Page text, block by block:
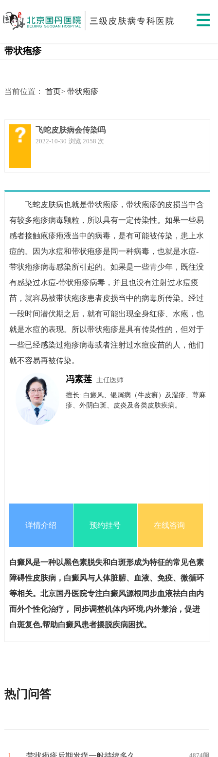
带状疱疹
当前位置： 首页> 带状疱疹
飞蛇皮肤病会传染吗
2022-10-30 浏览 2058 次
飞蛇皮肤病也就是带状疱疹，带状疱疹的皮损当中含
有较多疱疹病毒颗粒，所以具有一定传染性。如果一些易
感者接触疱疹疱液当中的病毒，是有可能被传染，患上水
痘的。因为水痘和带状疱疹是同一种病毒，也就是水痘-
带状疱疹病毒感染所引起的。如果是一些青少年，既往没
有感染过水痘-带状疱疹病毒，并且也没有注射过水痘疫
苗，就容易被带状疱疹患者皮损当中的病毒所传染。经过
一段时间潜伏期之后，就有可能出现全身红疹、水疱，也
就是水痘的表现。所以带状疱疹是具有传染性的，但对于
一些已经感染过疱疹病毒或者注射过水痘疫苗的人，他们
就不容易再被传染。
冯素莲 主任医师
擅长: 白癜风、银屑病（牛皮癣）​及​湿疹、荨麻
疹、外阴白斑、皮炎及各类皮肤疾病。
详情介绍 预约挂号 在线咨询
白癜风是一种以黑色素脱失和白斑形成为特征的常见色素
障碍性皮肤病，白癜风与人体脏腑、血液、免疫、微循环
等相关。北京国丹医院专注白癜风源根同步血液祛白由内
而外个性化治疗， 同步调整机体内环境,内外兼治，促进
白斑复色,帮助白癜风患者摆脱疾病困扰。
热门问答
4874阅